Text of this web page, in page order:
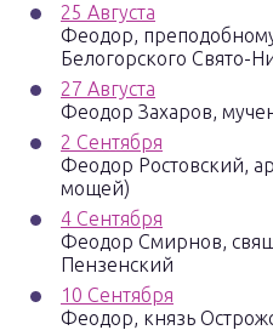
25 Августа
Феодор,
Белогорского Свято-
27 Августа
Феодор Захаров,
2 Сентября
Феодор Ростовский,
мощей)
4 Сентября
Феодор Смирнов,
Пензенский
10 Сентября
Феодор, князь